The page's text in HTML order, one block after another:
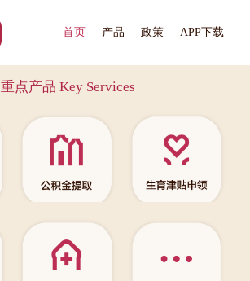
首页 产品 政策 APP下载
重点产品 Key Services